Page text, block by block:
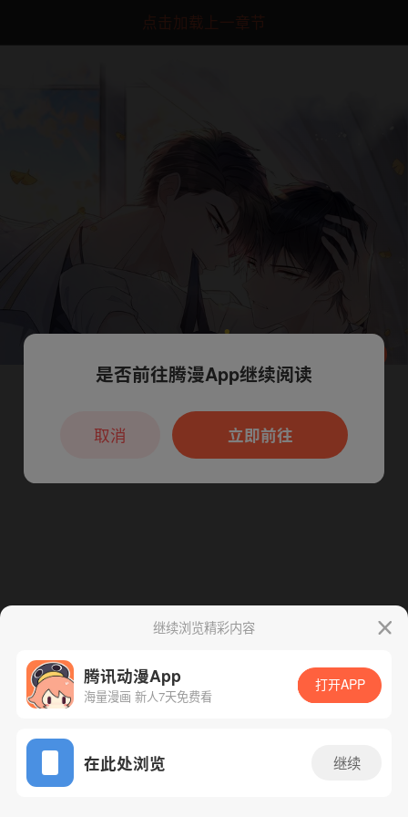
点击加载上一章节
App免费看
腾漫App免费看
继续浏览精彩内容
腾讯动漫App
海量漫画 新人7天免费看
打开APP
在此处浏览 继续
本章节仅支持App阅读，可打开App新用
户7天免费看
是否前往腾漫App继续阅读
立即前往
取消